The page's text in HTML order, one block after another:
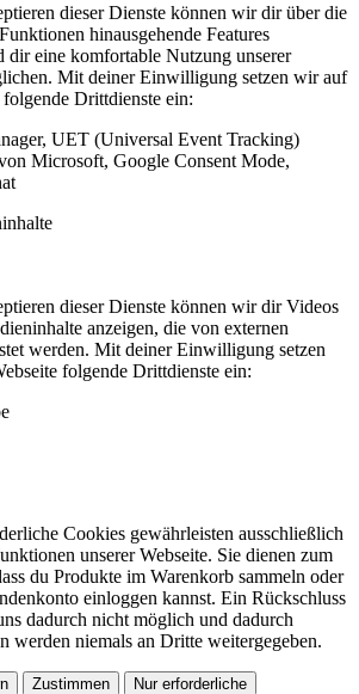
dieser Dienste können wir dir über die
hinausgehende Features
dir eine komfortable Nutzung unserer
Mit deiner Einwilligung setzen wir auf
folgende Drittdienste ein:
UET (Universal Event Tracking)
Microsoft, Google Consent Mode,
dieser Dienste können wir dir Videos
anzeigen, die von externen
werden. Mit deiner Einwilligung setzen
folgende Drittdienste ein:
Cookies gewährleisten ausschließlich
unserer Webseite. Sie dienen zum
du Produkte im Warenkorb sammeln oder
einloggen kannst. Ein Rückschluss
dadurch nicht möglich und dadurch
werden niemals an Dritte weitergegeben.
Zustimmen Nur erforderliche